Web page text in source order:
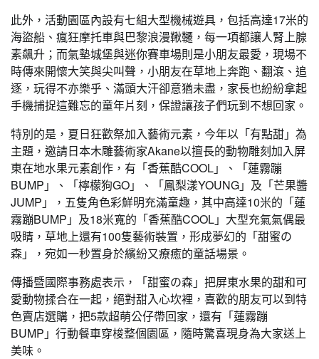
此外，活動園區內設有七組大型機械遊具，包括高達17米的
海盜船、瘋狂摩托車與巴黎浪漫鞦韆，每一項都讓人腎上腺
素飆升；而氣墊城堡與迷你賽車場則是小朋友最愛，現場不
時傳來開懷大笑與尖叫聲，小朋友在草地上奔跑、翻滾、追
逐，玩得不亦樂乎、滿頭大汗卻意猶未盡，家長也紛紛拿起
手機捕捉這難忘的童年片刻，保證讓孩子們玩到不想回家。
特別的是，夏日狂歡祭加入藝術元素，今年以「有點甜」為
主題，邀請日本木雕藝術家Akane以擅長的動物雕刻加入屏
東在地水果元素創作，有「香蕉酷COOL」、「蓮霧蹦
BUMP」、「檸檬狗GO」、「鳳梨漾YOUNG」及「芒果醬
JUMP」，五隻角色彩鮮明充滿童趣，其中高達10米的「蓮
霧蹦BUMP」及18米寬的「香蕉酷COOL」大型充氣氣偶最
吸睛，草地上還有100隻藝術裝置，形成夢幻的「甜蜜の
森」，宛如一秒置身於繽紛又療癒的童話場景。
傳播暨國際事務處表示，「甜蜜の森」把屏東水果的甜和可
愛動物揉合在一起，絕對甜入心坎裡，喜歡的朋友可以到特
色賣店選購，把5款超萌公仔帶回家，還有「蓮霧蹦
BUMP」行動餐車穿梭整個園區，隨時驚喜現身為大家送上
美味。